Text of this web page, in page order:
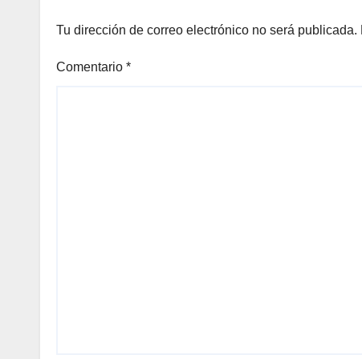
Tu dirección de correo electrónico no será publicada.
Comentario *